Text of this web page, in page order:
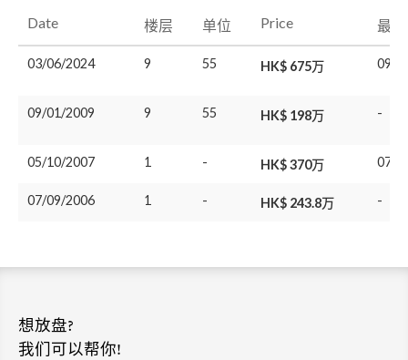
Date 楼层 单位 Price 最
03/06/2024 9 55 HK$ 675万 09/
09/01/2009 9 55 HK$ 198万 -
05/10/2007 1 - HK$ 370万 07/
07/09/2006 1 - HK$ 243.8万 -
想放盘?
我们可以帮你!